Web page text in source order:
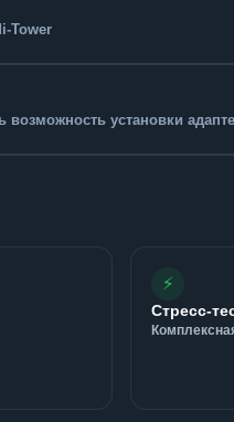
Tower
возможность установки
⚡
Стресс-